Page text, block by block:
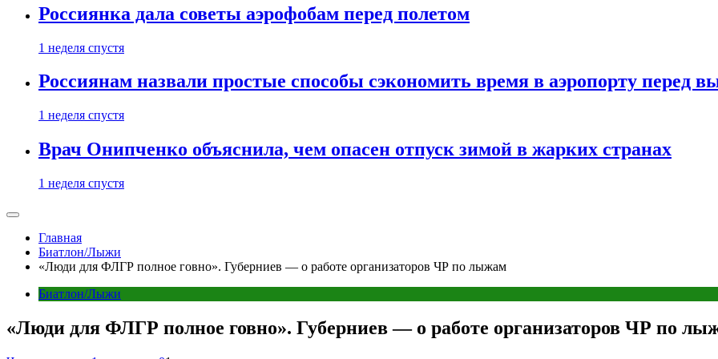
Россиянка дала советы аэрофобам перед полетом
1 неделя спустя
Россиянам назвали простые способы сэкономить время в аэропорту перед
1 неделя спустя
Врач Онипченко объяснила, чем опасен отпуск зимой в жарких странах
1 неделя спустя
Главная
Биатлон/Лыжи
«Люди для ФЛГР полное говно». Губерниев — о работе организаторов ЧР по лыжам
Биатлон/Лыжи
«Люди для ФЛГР полное говно». Губерниев — о работе организаторов ЧР по